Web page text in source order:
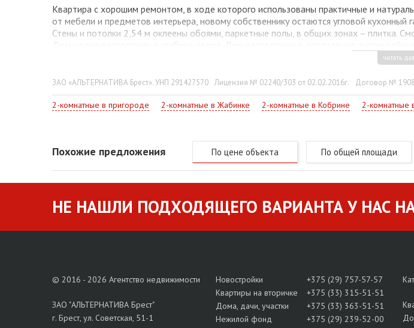
Квартира с хорошим ремонтом, в ходе которого использованы практичные и
от мебели и предметов интерьера, новому собственнику остаются угловой
Стены и потолки 2,54 м оклеены обоями, паркетные полы, в общих зонах – плитка.
читать
ЗАО «АЛЬТЕРНАТИВА Брест». УНП 291427570 Лицензия № 02240/303 от 02.02.2016г. Договор №
2-комнатные в пригороде 2-комнатные в Жабинке 2-комнатные в Кобрине 2-комнатные
Похожие предложения По цене объекта По общей площади
НЕ НАШЛИ ПОДХОДЯЩЕГО ВАРИАНТА У НАС
© 2016 - 2026 Агентство недвижимости
ЗАО "АЛЬТЕРНАТИВА Брест"
г. Брест, ул. Советская, 51-1
Новостройки
+375 (29) 757-57-57
Квартиры на вторичке
+375 (33) 315-51-51
Дома, дачи, участки
+375 (33) 363-51-51
Нежилой фонд
+375 (29) 239-52-00